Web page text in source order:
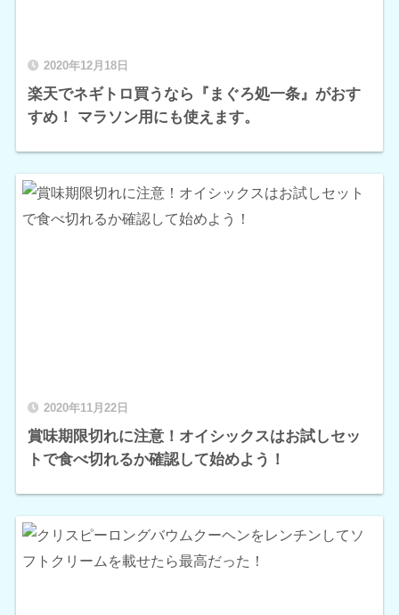
2020年12月18日
楽天でネギトロ買うなら『まぐろ処一条』がおす
すめ！ マラソン用にも使えます。
2020年11月22日
賞味期限切れに注意！オイシックスはお試しセッ
トで食べ切れるか確認して始めよう！